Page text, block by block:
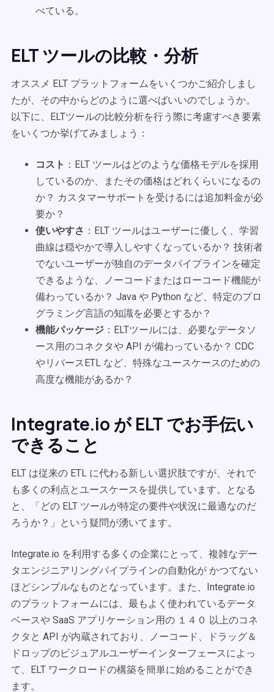
べている。
ELT ツールの比較・分析
オススメ ELT プラットフォームをいくつかご紹介しまし
たが、その中からどのように選べばいいのでしょうか。
以下に、ELTツールの比較分析を行う際に考慮すべき要素
をいくつか挙げてみましょう：
コスト ：ELT ツールはどのような価格モデルを採用
しているのか、またその価格はどれくらいになるの
か？ カスタマーサポートを受けるには追加料金が必
要か？
使いやすさ ：ELT ツールはユーザーに優しく、学習
曲線は穏やかで導入しやすくなっているか？ 技術者
でないユーザーが独自のデータパイプラインを確定
できるような、ノーコードまたはローコード機能が
備わっているか？ Java や Python など、特定のプロ
グラミング言語の知識を必要とするか？
機能パッケージ ：ELTツールには、必要なデータソ
ース用のコネクタや API が備わっているか？ CDC
やリバースETL など、特殊なユースケースのための
高度な機能があるか？
Integrate.io が ELT でお手伝い
できること
ELT は従来の ETL に代わる新しい選択肢ですが、それで
も多くの利点とユースケースを提供しています。となる
と、「どの ELT ツールが特定の要件や状況に最適なのだ
ろうか？」という疑問が湧いてます。
Integrate.io を利用する多くの企業にとって、複雑なデー
タエンジニアリングパイプラインの自動化が かつてない
ほどシンプルなものとなっています。また、Integrate.io
のプラットフォームには、最もよく使われているデータ
ベースや SaaS アプリケーション用の １４０ 以上のコネ
クタと API が内蔵されており、ノーコード、ドラッグ＆
ドロップのビジュアルユーザーインターフェースによっ
て、ELT ワークロードの構築を簡単に始めることができ
ます。